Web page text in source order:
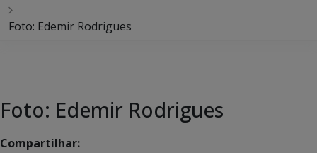
Foto: Edemir Rodrigues
Foto: Edemir Rodrigues
Compartilhar: